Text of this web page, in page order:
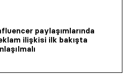
paylaşımlarında
ilişkisi ilk bakışta